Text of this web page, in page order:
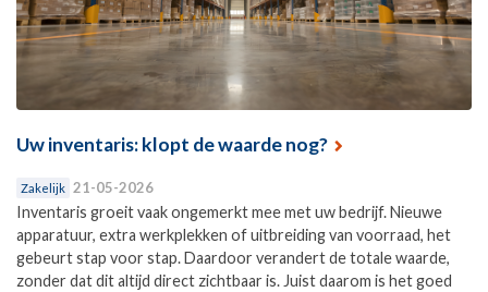
Uw inventaris: klopt de waarde nog?
Zakelijk 21-05-2026
Inventaris groeit vaak ongemerkt mee met uw bedrijf. Nieuwe
apparatuur, extra werkplekken of uitbreiding van voorraad, het
gebeurt stap voor stap. Daardoor verandert de totale waarde,
zonder dat dit altijd direct zichtbaar is. Juist daarom is het goed